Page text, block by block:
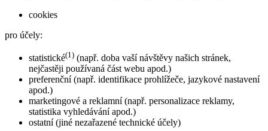
cookies
pro účely:
statistické(1) (např. doba vaší návštěvy našich stránek,
nejčastěji používaná část webu apod.)
preferenční (např. identifikace prohlížeče, jazykové nastavení
apod.)
marketingové a reklamní (např. personalizace reklamy,
statistika vyhledávání apod.)
ostatní (jiné nezařazené technické účely)